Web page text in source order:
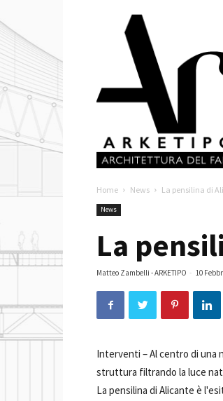
Arketipo
Home News La pensilina di
News
La
Matteo Zambelli - ARKETIPO - 10
Interventi –Al centro di una
struttura filtrando la luce
La pensilina di Alicante è